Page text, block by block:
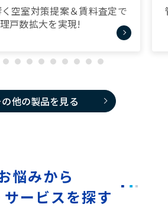
空室対策提案＆賃料査定で
戸数拡大を実現!
他の製品を見る
悩みから
ービスを探す